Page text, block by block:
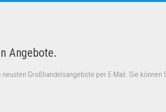
Angebote.
Großhandelsangebote per E-Mail. Sie können